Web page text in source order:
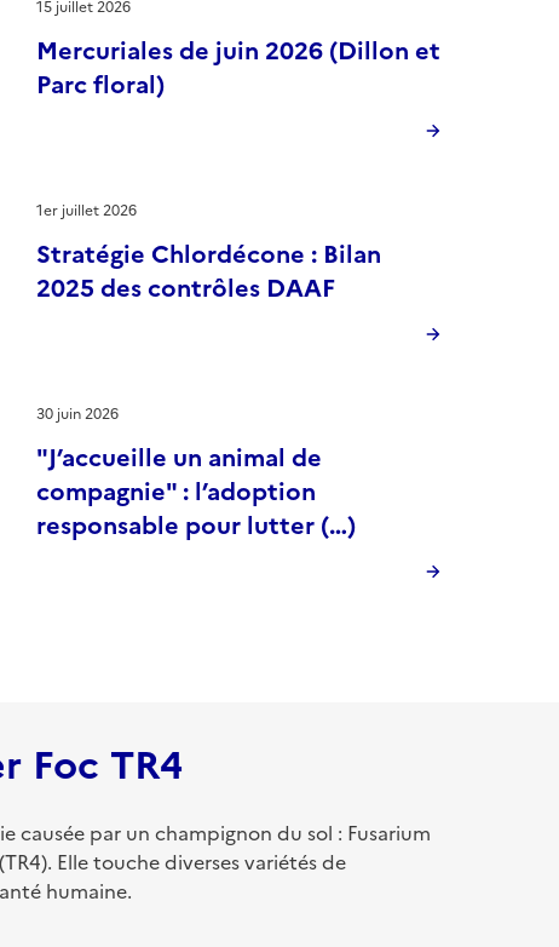
Mercuriales de juin 2026 (Dillon et
Parc floral)
15 juillet 2026
Stratégie Chlordécone : Bilan
2025 des contrôles DAAF
1er juillet 2026
"J’accueille un animal de
compagnie" : l’adoption
responsable pour lutter (…)
30 juin 2026
Foc TR4
causée par un champignon du sol : Fusarium
Elle touche diverses variétés de
humaine.